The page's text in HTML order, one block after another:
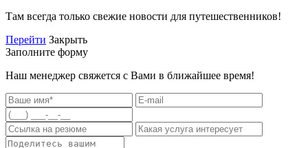
Там всегда только свежие новости для путешественников!
Перейти Закрыть
Заполните форму
Наш менеджер свяжется с Вами в ближайшее время!